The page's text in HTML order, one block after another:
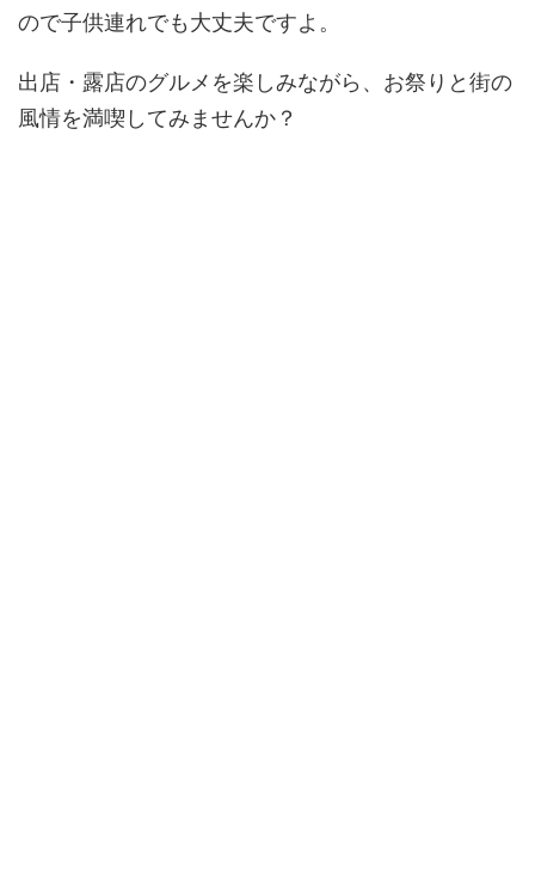
ので子供連れでも大丈夫ですよ。
出店・露店のグルメを楽しみながら、お祭りと街の
風情を満喫してみませんか？